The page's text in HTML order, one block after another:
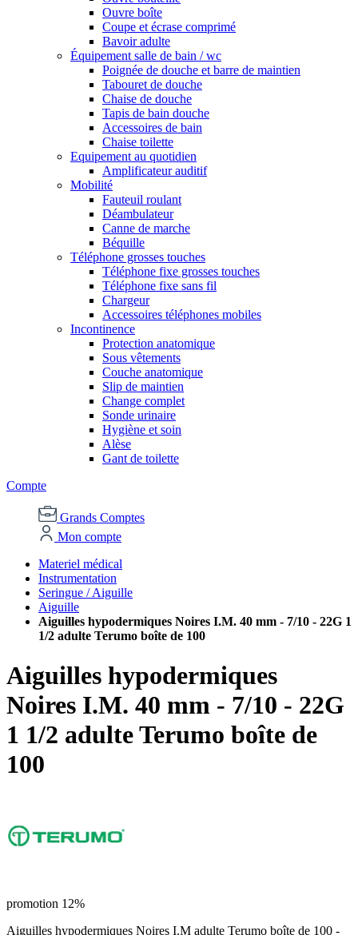
Ouvre boîte
Coupe et écrase comprimé
Bavoir adulte
Équipement salle de bain / wc
Poignée de douche et barre de maintien
Tabouret de douche
Chaise de douche
Tapis de bain douche
Accessoires de bain
Chaise toilette
Equipement au quotidien
Amplificateur auditif
Mobilité
Fauteuil roulant
Déambulateur
Canne de marche
Béquille
Téléphone grosses touches
Téléphone fixe grosses touches
Téléphone fixe sans fil
Chargeur
Accessoires téléphones mobiles
Incontinence
Protection anatomique
Sous vêtements
Couche anatomique
Slip de maintien
Change complet
Sonde urinaire
Hygiène et soin
Alèse
Gant de toilette
Compte
Grands Comptes
Mon compte
Materiel médical
Instrumentation
Seringue / Aiguille
Aiguille
Aiguilles hypodermiques Noires I.M. 40 mm - 7/10 - 22G 1
1/2 adulte Terumo boîte de 100
Aiguilles hypodermiques
Noires I.M. 40 mm - 7/10 - 22G
1 1/2 adulte Terumo boîte de
100
promotion 12%
Aiguilles hypodermiques Noires I.M adulte Terumo boîte de 100 -